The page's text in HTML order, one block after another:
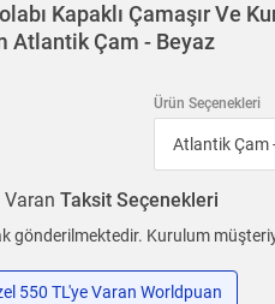
Kapaklı Çamaşır Ve
Atlantik Çam - Beyaz
Ürün Seçenekleri
Taksit Seçenekleri
gönderilmektedir. Kurulum
550 TL'ye Varan Worldpuan